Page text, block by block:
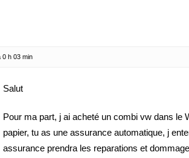
0 h 03 min
Salut
Pour ma part, j ai acheté un combi vw dans le
papier, tu as une assurance automatique, j
assurance prendra les reparations et